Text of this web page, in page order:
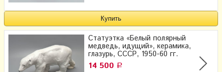
Статуэтка «Белый полярный
медведь, идущий», керамика,
глазурь, СССР, 1950-60 гг.
14 500 Р